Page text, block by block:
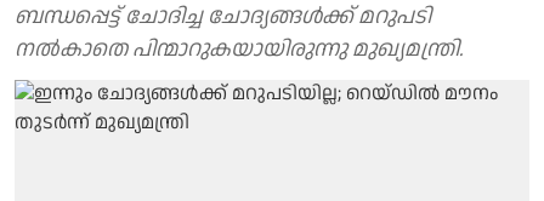
ബന്ധപ്പെട്ട് ചോദിച്ച ചോദ്യങ്ങള്‍ക്ക് മറുപടി
നല്‍കാതെ പിന്മാറുകയായിരുന്നു മുഖ്യമന്ത്രി.